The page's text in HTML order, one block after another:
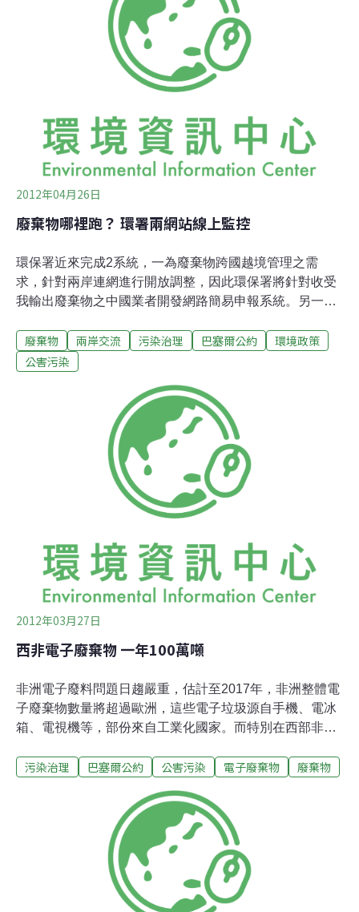
組織巴塞爾行動網（Basel Action Network, BAN）進行為
期兩年的追蹤調查後，9日發表報告揭露，許多有毒電子
裝置廢棄物，包括印表機、螢幕等，在美國回收後竟悄悄
輸出全球開發中國家。BAN的「電子垃圾透明計畫」（e-
2012年04月26日
廢棄物哪裡跑？ 環署兩網站線上監控
環保署近來完成2系統，一為廢棄物跨國越境管理之需
求，針對兩岸連網進行開放調整，因此環保署將針對收受
我輸出廢棄物之中國業者開發網路簡易申報系統。另一是
業單位可藉此尋求專業的土污評估調查員，尋求土壤調查
服務。目前國內業者輸出廢棄物至國外時，須依「廢棄物
報事業廢棄物之產出、貯存、清除、處理、再利用、輸出
及輸入情形之申報格式、項目、內容及頻率」之規定辦
理。因我國政府過去所制定之「政府服務網路管理規範」
限制中國IP進入國內政府機關網站（gov.tw），因此目前
我國輸出中國之事業廢棄物收受處理者，無法上網至環保
署網頁申報相關資料。因此廢棄物輸出至中國時，採事後
文書申報方式辦理，致無法即時管制且資料確認亦可能疏
到中國的有毒事業廢棄物為25312公噸（佔
廢棄物 兩岸交流 污染治理 巴塞爾公約
環境政策
公害污染
2012年03月27日
西非電子廢棄物 一年100萬噸
非洲電子廢料問題日趨嚴重，估計至2017年，非洲整體電
子廢棄物數量將超過歐洲，這些電子垃圾源自手機、電冰
箱、電視機等，部份來自工業化國家。而特別在西部非洲
約（Basel Convention）秘書處一份報告顯示，西非五個
瑞亞和尼日，每年估計會產生65到100萬噸的電子廢棄
物。為了抑制不斷增加的電子廢物，聯合國負責資訊和通
訊科技的機構「國際電信聯盟」（ITU，UN Internaitonal
Telecommunication Union）和巴塞爾公約秘書處日前簽
屬新協定，試圖降低電子廢物造成的環境破壞。ITU為聯
合國負責分配全球無線電頻譜和衛星軌道的機構，發展科
污染治理 巴塞爾公約 公害污染 電子廢棄物 廢棄物